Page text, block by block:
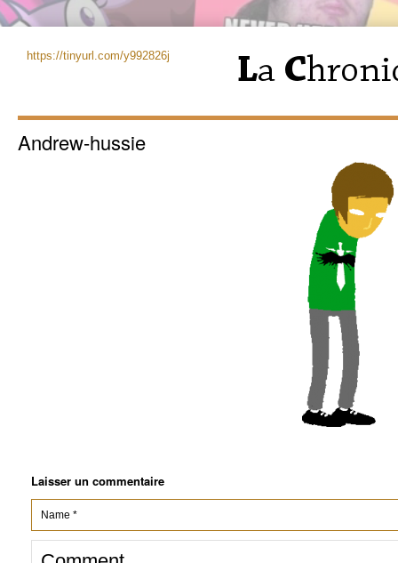
https://tinyurl.com/y992826j
Andrew-hussie
Laisser un commentaire